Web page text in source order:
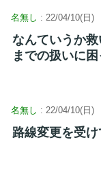
名無し : 22/04/10(日)
なんていうか
までの扱いに
名無し : 22/04/10(日)
路線変更を受